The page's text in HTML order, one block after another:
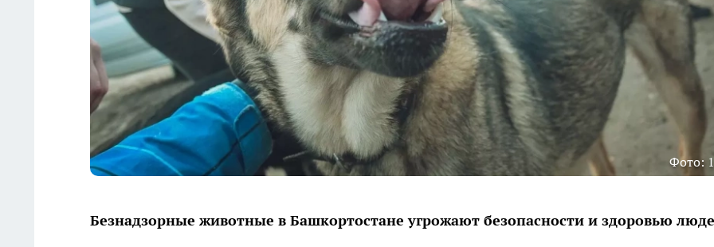
Фото:
Безнадзорные животные в Башкортостане угрожают безопасности и здоровью